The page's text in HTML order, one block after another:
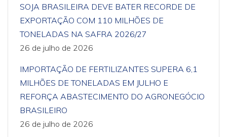
SOJA BRASILEIRA DEVE BATER RECORDE DE
EXPORTAÇÃO COM 110 MILHÕES DE
TONELADAS NA SAFRA 2026/27
26 de julho de 2026
IMPORTAÇÃO DE FERTILIZANTES SUPERA 6,1
MILHÕES DE TONELADAS EM JULHO E
REFORÇA ABASTECIMENTO DO AGRONEGÓCIO
BRASILEIRO
26 de julho de 2026